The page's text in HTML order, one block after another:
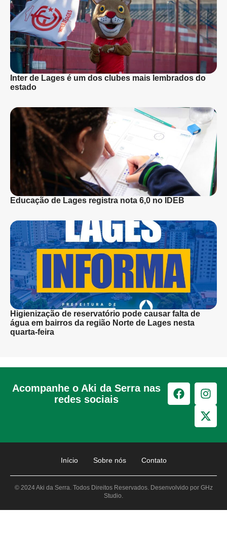
Inter de Lages é um dos clubes mais lembrados do
estado
Educação de Lages registra nota 6,0 no IDEB
Higienização de reservatório pode causar falta de
água em bairros da região Norte de Lages nesta
quarta-feira
Acompanhe o Aki da Serra nas
redes sociais
Início Sobre nós Contato
© 2024 Aki da Serra. Todos Direitos Reservados. Desenvolvido por GHz
Studio.